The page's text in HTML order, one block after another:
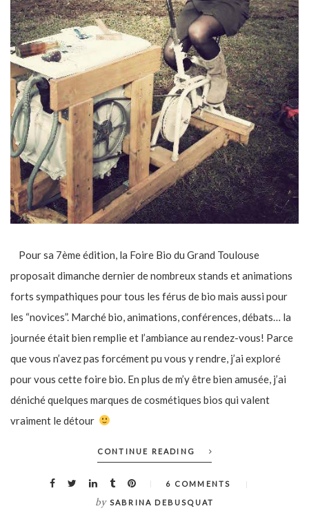
Pour sa 7ème édition, la Foire Bio du Grand Toulouse
proposait dimanche dernier de nombreux stands et animations
forts sympathiques pour tous les férus de bio mais aussi pour
les “novices”. Marché bio, animations, conférences, débats… la
journée était bien remplie et l’ambiance au rendez-vous! Parce
que vous n’avez pas forcément pu vous y rendre, j’ai exploré
pour vous cette foire bio. En plus de m’y être bien amusée, j’ai
déniché quelques marques de cosmétiques bios qui valent
vraiment le détour
CONTINUE READING
6 COMMENTS
by SABRINA DEBUSQUAT